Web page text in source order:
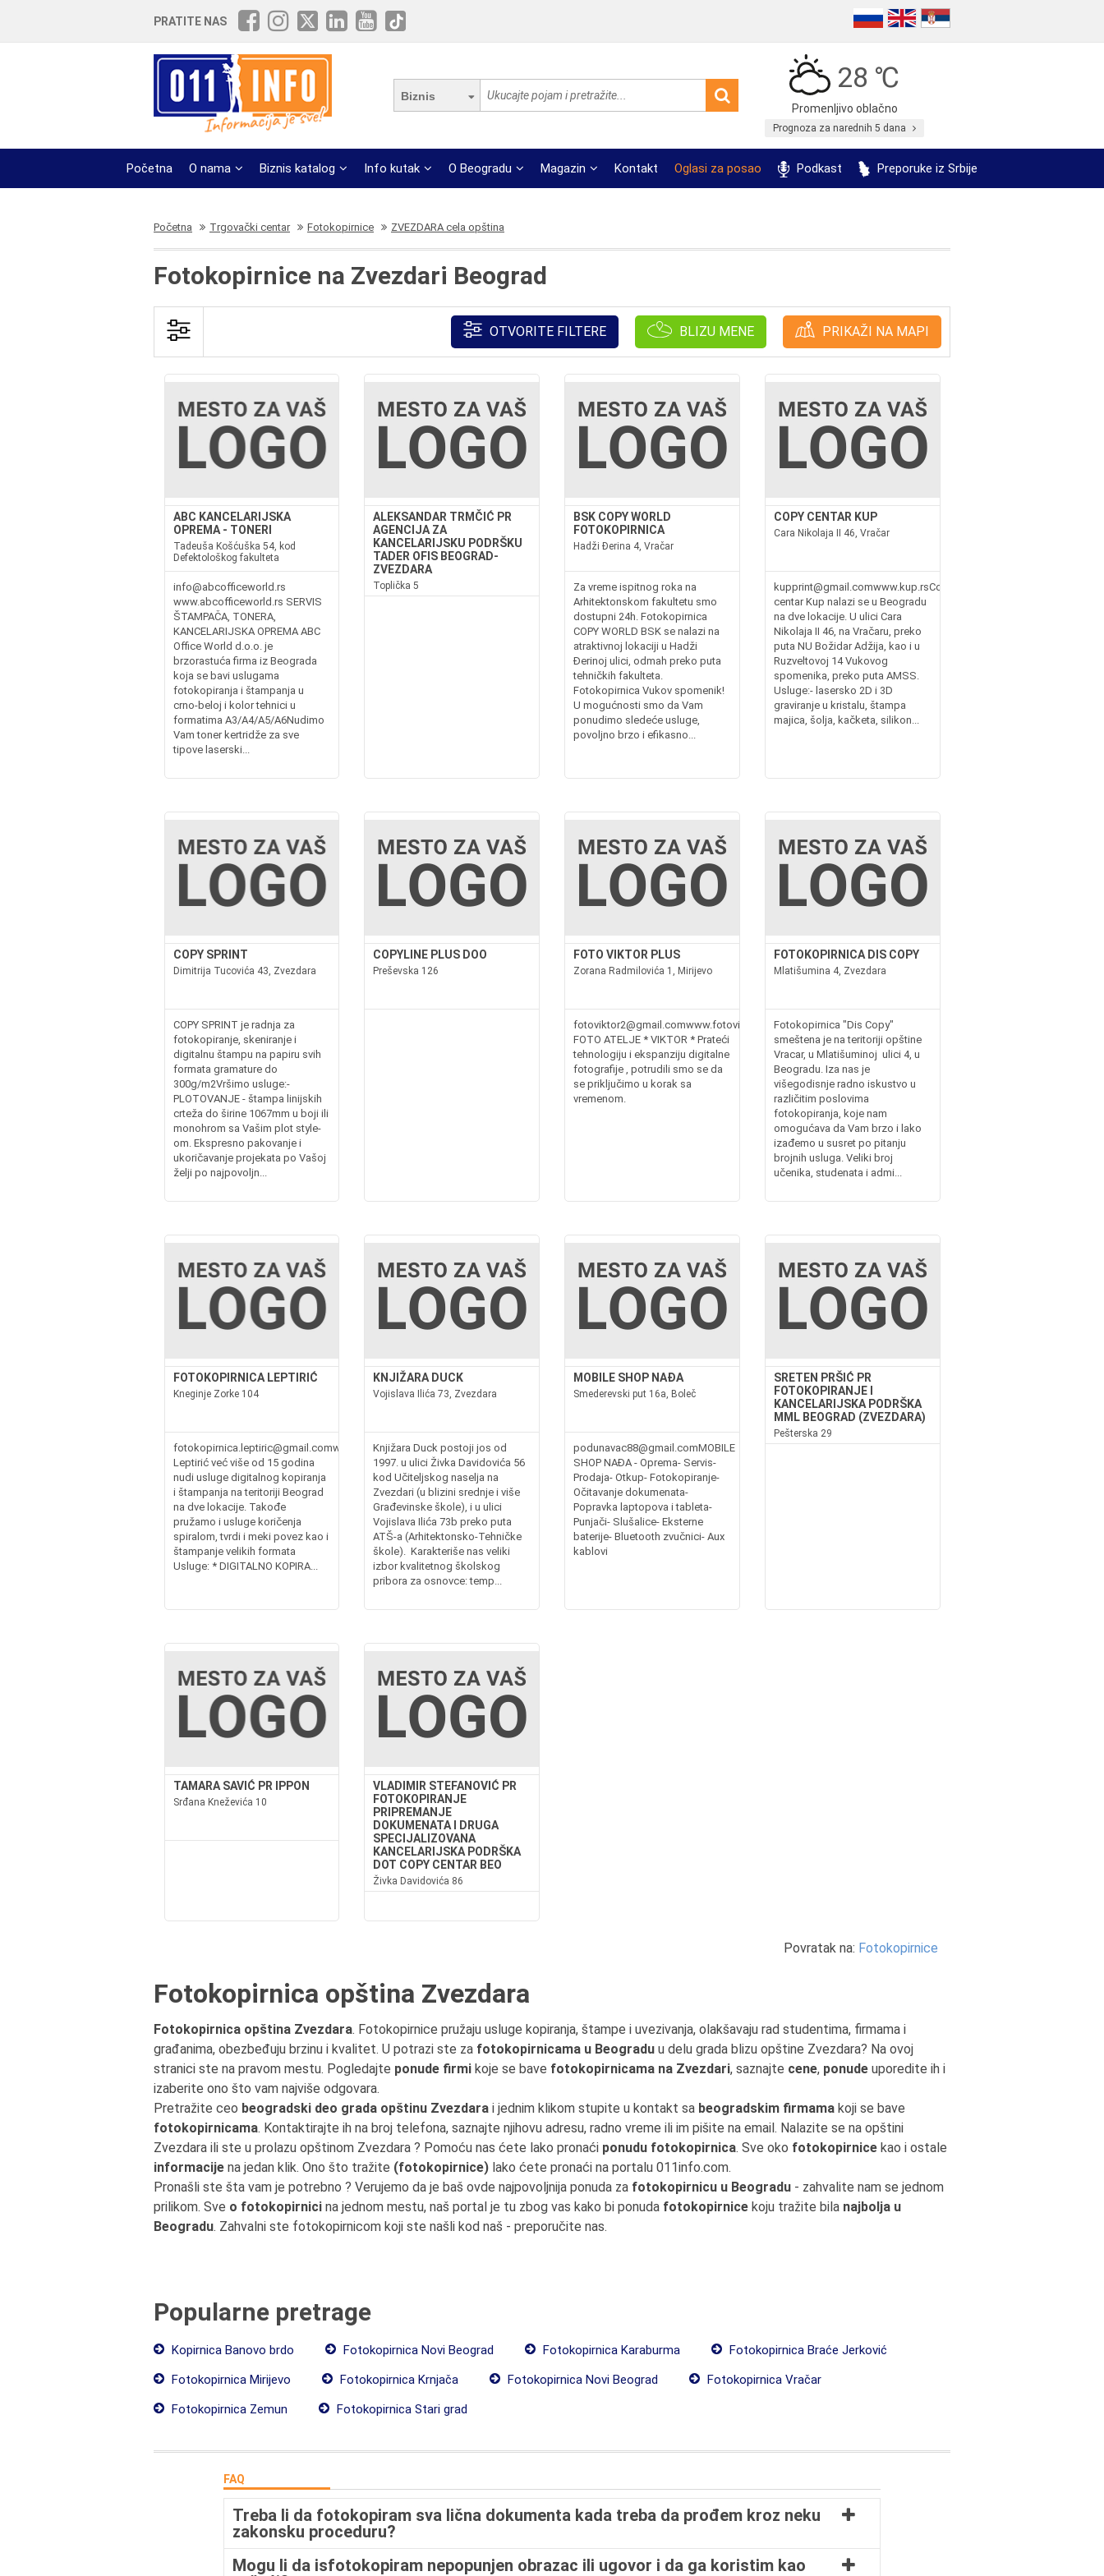
PRATITE NAS
Biznis
28 ℃
Promenljivo oblačno
Prognoza za narednih 5 dana
Početna O nama Biznis katalog Info kutak O Beogradu Magazin Kontakt Oglasi za posao Podkast Preporuke iz Srbije
Početna Trgovački centar Fotokopirnice ZVEZDARA cela opština
Fotokopirnice na Zvezdari Beograd
OTVORITE FILTERE BLIZU MENE PRIKAŽI NA MAPI
ABC KANCELARIJSKA
OPREMA - TONERI
Tadeuša Košćuška 54, kod
Defektološkog fakulteta
info@abcofficeworld.rs
www.abcofficeworld.rs SERVIS
ŠTAMPAČA, TONERA,
KANCELARIJSKA OPREMA ABC
Office World d.o.o. je
brzorastuća firma iz Beograda
koja se bavi uslugama
fotokopiranja i štampanja u
crno-beloj i kolor tehnici u
formatima A3/A4/A5/A6Nudimo
Vam toner kertridže za sve
tipove laserski...
ALEKSANDAR TRMČIĆ PR
AGENCIJA ZA
KANCELARIJSKU PODRŠKU
TADER OFIS BEOGRAD-
ZVEZDARA
Toplička 5
BSK COPY WORLD
FOTOKOPIRNICA
Hadži Đerina 4, Vračar
Za vreme ispitnog roka na
Arhitektonskom fakultetu smo
dostupni 24h. Fotokopirnica
COPY WORLD BSK se nalazi na
atraktivnoj lokaciji u Hadži
Đerinoj ulici, odmah preko puta
tehničkih fakulteta.
Fotokopirnica Vukov spomenik!
U mogućnosti smo da Vam
ponudimo sledeće usluge,
povoljno brzo i efikasno...
COPY CENTAR KUP
Cara Nikolaja II 46, Vračar
kupprint@gmail.comwww.kup.rsCopy
centar Kup nalazi se u Beogradu
na dve lokacije. U ulici Cara
Nikolaja II 46, na Vračaru, preko
puta NU Božidar Adžija, kao i u
Ruzveltovoj 14 Vukovog
spomenika, preko puta AMSS.
Usluge:- lasersko 2D i 3D
graviranje u kristalu, štampa
majica, šolja, kačketa, silikon...
COPY SPRINT
Dimitrija Tucovića 43, Zvezdara
COPY SPRINT je radnja za
fotokopiranje, skeniranje i
digitalnu štampu na papiru svih
formata gramature do
300g/m2Vršimo usluge:-
PLOTOVANJE - štampa linijskih
crteža do širine 1067mm u boji ili
monohrom sa Vašim plot style-
om. Ekspresno pakovanje i
ukoričavanje projekata po Vašoj
želji po najpovoljn...
COPYLINE PLUS DOO
Preševska 126
FOTO VIKTOR PLUS
Zorana Radmilovića 1, Mirijevo
fotoviktor2@gmail.comwww.fotoviktor.netDIGITAL
FOTO ATELJE * VIKTOR * Prateći
tehnologiju i ekspanziju digitalne
fotografije , potrudili smo se da
se priključimo u korak sa
vremenom.
FOTOKOPIRNICA DIS COPY
Mlatišumina 4, Zvezdara
Fotokopirnica "Dis Copy"
smeštena je na teritoriji opštine
Vracar, u Mlatišuminoj ulici 4, u
Beogradu. Iza nas je
višegodisnje radno iskustvo u
različitim poslovima
fotokopiranja, koje nam
omogućava da Vam brzo i lako
izađemo u susret po pitanju
brojnih usluga. Veliki broj
učenika, studenata i admi...
FOTOKOPIRNICA LEPTIRIĆ
Kneginje Zorke 104
fotokopirnica.leptiric@gmail.comwww.kopiranje.rsFotokopirnica
Leptirić već više od 15 godina
nudi usluge digitalnog kopiranja
i štampanja na teritoriji Beograd
na dve lokacije. Takođe
pružamo i usluge koričenja
spiralom, tvrdi i meki povez kao i
štampanje velikih formata
Usluge: * DIGITALNO KOPIRA...
KNJIŽARA DUCK
Vojislava Ilića 73, Zvezdara
Knjižara Duck postoji jos od
1997. u ulici Živka Davidovića 56
kod Učiteljskog naselja na
Zvezdari (u blizini srednje i više
Građevinske škole), i u ulici
Vojislava Ilića 73b preko puta
ATŠ-a (Arhitektonsko-Tehničke
škole). Karakteriše nas veliki
izbor kvalitetnog školskog
pribora za osnovce: temp...
MOBILE SHOP NAĐA
Smederevski put 16a, Boleč
podunavac88@gmail.comMOBILE
SHOP NAĐA - Oprema- Servis-
Prodaja- Otkup- Fotokopiranje-
Očitavanje dokumenata-
Popravka laptopova i tableta-
Punjači- Slušalice- Eksterne
baterije- Bluetooth zvučnici- Aux
kablovi
SRETEN PRŠIĆ PR
FOTOKOPIRANJE I
KANCELARIJSKA PODRŠKA
MML BEOGRAD (ZVEZDARA)
Pešterska 29
TAMARA SAVIĆ PR IPPON
Srđana Kneževića 10
VLADIMIR STEFANOVIĆ PR
FOTOKOPIRANJE
PRIPREMANJE
DOKUMENATA I DRUGA
SPECIJALIZOVANA
KANCELARIJSKA PODRŠKA
DOT COPY CENTAR BEO
Živka Davidovića 86
Povratak na: Fotokopirnice
Fotokopirnica opština Zvezdara
Fotokopirnica opština Zvezdara. Fotokopirnice pružaju usluge kopiranja, štampe i uvezivanja, olakšavaju rad studentima, firmama i
građanima, obezbeđuju brzinu i kvalitet. U potrazi ste za fotokopirnicama u Beogradu u delu grada blizu opštine Zvezdara? Na ovoj
stranici ste na pravom mestu. Pogledajte ponude firmi koje se bave fotokopirnicama na Zvezdari, saznajte cene, ponude uporedite ih i
izaberite ono što vam najviše odgovara.
Pretražite ceo beogradski deo grada opštinu Zvezdara i jednim klikom stupite u kontakt sa beogradskim firmama koji se bave
fotokopirnicama. Kontaktirajte ih na broj telefona, saznajte njihovu adresu, radno vreme ili im pišite na email. Nalazite se na opštini
Zvezdara ili ste u prolazu opštinom Zvezdara ? Pomoću nas ćete lako pronaći ponudu fotokopirnica. Sve oko fotokopirnice kao i ostale
informacije na jedan klik. Ono što tražite (fotokopirnice) lako ćete pronaći na portalu 011info.com.
Pronašli ste šta vam je potrebno ? Verujemo da je baš ovde najpovoljnija ponuda za fotokopirnicu u Beogradu - zahvalite nam se jednom
prilikom. Sve o fotokopirnici na jednom mestu, naš portal je tu zbog vas kako bi ponuda fotokopirnice koju tražite bila najbolja u
Beogradu. Zahvalni ste fotokopirnicom koji ste našli kod naš - preporučite nas.
Popularne pretrage
Kopirnica Banovo brdo Fotokopirnica Novi Beograd Fotokopirnica Karaburma
Fotokopirnica Braće Jerković
Fotokopirnica Mirijevo
Fotokopirnica Krnjača Fotokopirnica Novi Beograd
Fotokopirnica Vračar
Fotokopirnica Zemun
Fotokopirnica Stari grad
FAQ
Treba li da fotokopiram sva lična dokumenta kada treba da prođem kroz neku
zakonsku proceduru?
Mogu li da isfotokopiram nepopunjen obrazac ili ugovor i da ga koristim kao